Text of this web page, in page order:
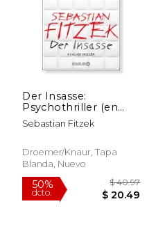
dcto.
Der Insasse:
Psychothriller (en
Alemán)
Sebastian Fitzek
Droemer/Knaur, Tapa
Blanda, Nuevo